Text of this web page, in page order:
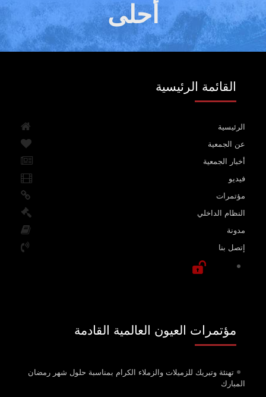
أحلى
القائمة الرئيسية
الرئيسية
عن الجمعية
أخبار الجمعية
فيديو
مؤتمرات
النظام الداخلي
مدونة
إتصل بنا
مؤتمرات العيون العالمية القادمة
تهنئة وتبريك للزميلات والزملاء الكرام بمناسبة حلول شهر رمضان
المبارك